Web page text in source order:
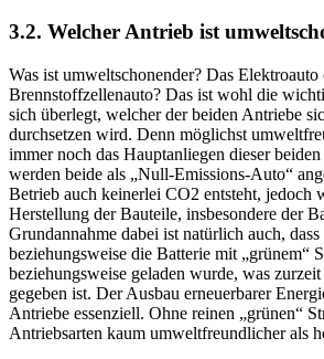
3.2. Welcher Antrieb ist
Was ist umweltschonender? Das Elektroauto
Brennstoffzellenauto? Das ist wohl die
sich überlegt, welcher der beiden Antriebe
durchsetzen wird. Denn möglichst
immer noch das Hauptanliegen dieser
werden beide als „Null-Emissions-Auto“
Betrieb auch keinerlei CO2 entsteht, jedoch
Herstellung der Bauteile, insbesondere der
Grundannahme dabei ist natürlich auch,
beziehungsweise die Batterie mit „grünem“
beziehungsweise geladen wurde, was
gegeben ist. Der Ausbau erneuerbarer
Antriebe essenziell. Ohne reinen „grünen“
Antriebsarten kaum umweltfreundlicher als